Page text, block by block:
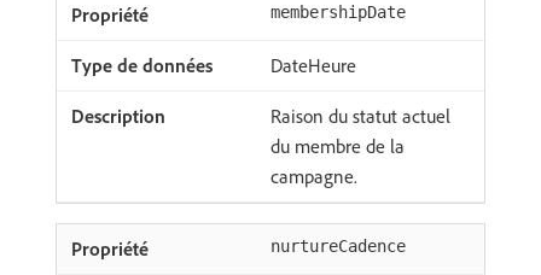
membershipDate
DateHeure
Raison du statut actuel
du membre de la
campagne.
nurtureCadence